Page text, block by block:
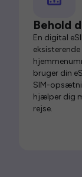
Behold
En digital
bruger din
SIM-
hjælper dig
rejse.